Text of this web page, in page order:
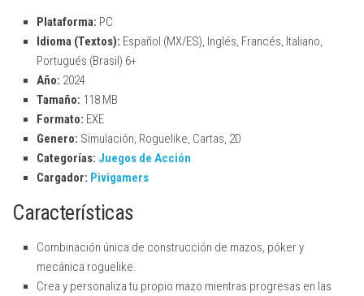
Plataforma: PC
Idioma (Textos): Español (MX/ES), Inglés, Francés, Italiano,
Portugués (Brasil) 6+
Año: 2024
Tamaño: 118 MB
Formato: EXE
Genero: Simulación, Roguelike, Cartas, 2D
Categorías: Juegos de Acción
Cargador: Pivigamers
Características
Combinación única de construcción de mazos, póker y
mecánica roguelike.
Crea y personaliza tu propio mazo mientras progresas en las